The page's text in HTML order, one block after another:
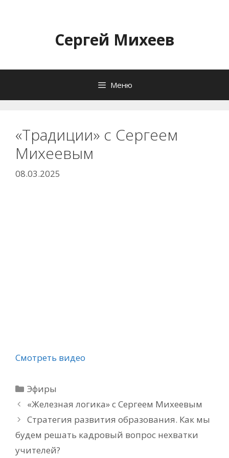
содержимомуСергей Михеев
Меню
«Традиции» с Сергеем
Михеевым
08.03.2025
Смотреть видео
Рубрики
Эфиры
«Железная логика» с Сергеем Михеевым
Стратегия развития образования. Как мы
будем решать кадровый вопрос нехватки
учителей?